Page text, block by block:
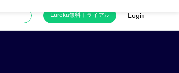
Eureka無料トライアル Login